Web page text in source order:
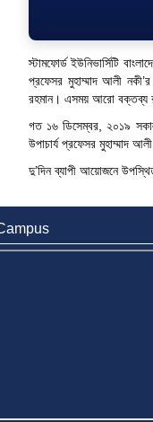
স্টামফোর্ড ইউনিভার্সিটি
প্রফেসর মুহাম্মাদ আলী
রহমান। এসময় আরো বক্তব্য
গত ১৬ ডিসেম্বর, ২০১৯ সকাল
উপাচার্য প্রফেসর মুহাম্মাদ
দু’দিন ব্যাপী আয়োজনে উপস্থিত